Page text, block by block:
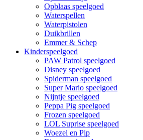
Opblaas speelgoed
Waterspellen
Waterpistolen
Duikbrillen
Emmer & Schep
Kinderspeelgoed
PAW Patrol speelgoed
Disney speelgoed
Spiderman speelgoed
Super Mario speelgoed
Nijntje speelgoed
Peppa Pig speelgoed
Frozen speelgoed
LOL Suprise speelgoed
Woezel en Pip